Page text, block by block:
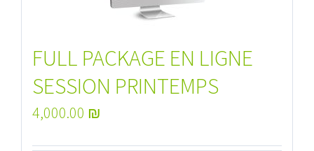
FULL PACKAGE EN LIGNE
SESSION PRINTEMPS
4,000.00 ₪